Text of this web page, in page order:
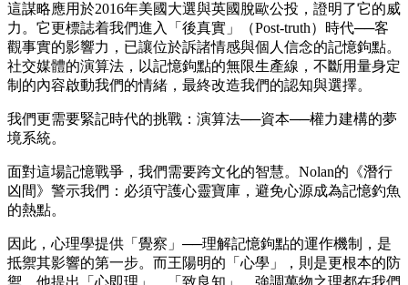
這謀略應用於2016年美國大選與英國脫歐公投，證明了它的威
力。它更標誌着我們進入「後真實」（Post-truth）時代──客
觀事實的影響力，已讓位於訴諸情感與個人信念的記憶鉤點。
社交媒體的演算法，以記憶鉤點的無限生產線，不斷用量身定
制的內容啟動我們的情緒，最終改造我們的認知與選擇。
我們更需要緊記時代的挑戰：演算法──資本──權力建構的夢
境系統。
面對這場記憶戰爭，我們需要跨文化的智慧。Nolan的《潛行
凶間》警示我們：必須守護心靈寶庫，避免心源成為記憶釣魚
的熱點。
因此，心理學提供「覺察」──理解記憶鉤點的運作機制，是
抵禦其影響的第一步。而王陽明的「心學」，則是更根本的防